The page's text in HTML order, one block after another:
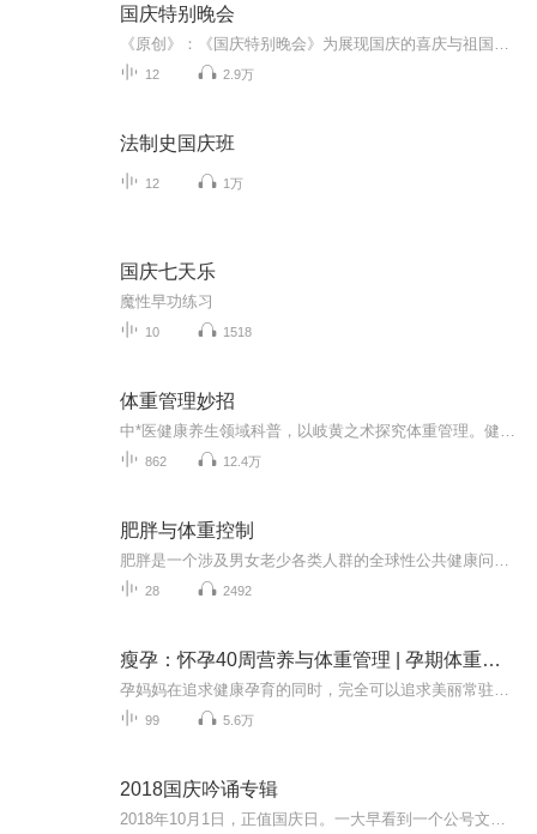
国庆特别晚会
12 2.9万
法制史国庆班
12 1万
国庆七天乐
魔性早功练习
10 1518
体重管理妙招
862 12.4万
肥胖与体重控制
28 2492
瘦孕：怀孕40周营养与体重管理 | 孕期体重管理
99 5.6万
2018国庆吟诵专辑